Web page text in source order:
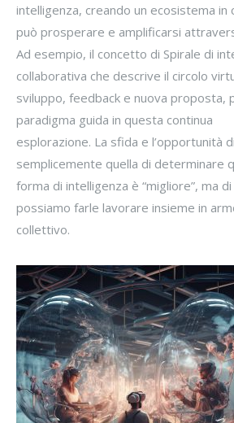
intelligenza, creando un ecosistema in
può prosperare e amplificarsi
Ad esempio, il concetto di Spirale di
collaborativa che descrive il circolo
sviluppo, feedback e nuova proposta,
paradigma guida in questa continua
esplorazione. La sfida e l’opportunità
semplicemente quella di determinare
forma di intelligenza è “migliore”, ma
possiamo farle lavorare insieme in
collettivo.